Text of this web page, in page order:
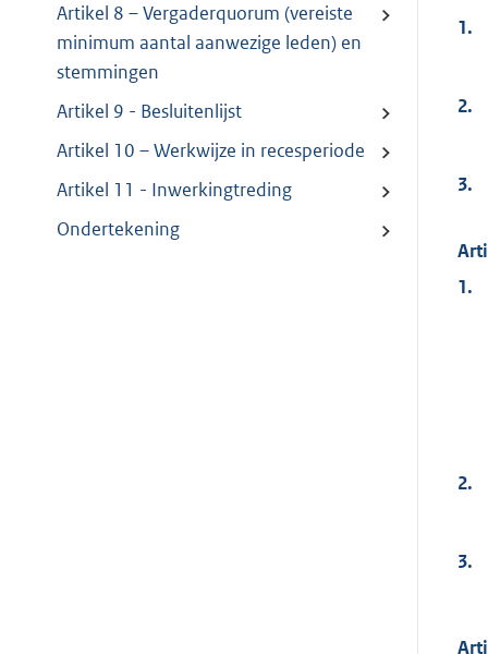
Artikel 8 – Vergaderquorum (vereiste
minimum aantal aanwezige leden) en
stemmingen
Artikel 9 - Besluitenlijst
Artikel 10 – Werkwijze in recesperiode
Artikel 11 - Inwerkingtreding
Ondertekening
1.
2.
3.
1.
2.
3.